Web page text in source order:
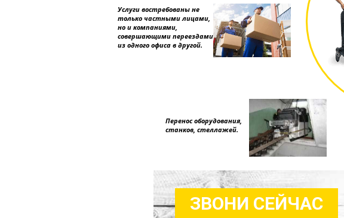
Услуги востребованы не
только частными лицами,
но и компаниями,
совершающими переездами
из одного офиса в другой.
Перенос оборудования,
станков, стеллажей.
ЗВОНИ СЕЙЧАС